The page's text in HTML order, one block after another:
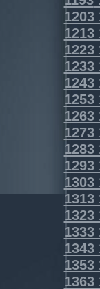
1203
1213
1223
1233
1243
1253
1263
1273
1283
1293
1303
1313
1323
1333
1343
1353
1363